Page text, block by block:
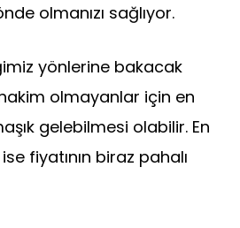
olmanızı sağlıyor.
yönlerine bakacak
olmayanlar için en
gelebilmesi olabilir. En
fiyatının biraz pahalı